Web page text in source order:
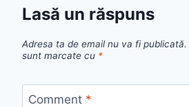
Lasă un răspuns
Adresa ta de email nu va fi publicată.
sunt marcate cu *
Comment *